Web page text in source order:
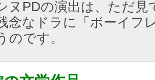
ヌPDの演出は、ただ
念なドラに「ボーイフ
のです。